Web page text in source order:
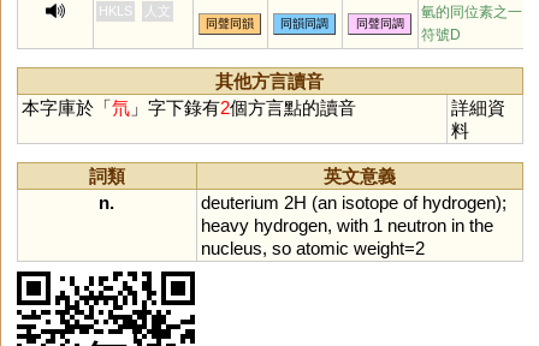
HKLS 人文
同聲同韻 同韻同調 同聲同調
氫的同位素之一，
符號D
其他方言讀音
本字庫於「氘」字下錄有2個方言點的讀音
詳細資
料
詞類
英文意義
n.
deuterium 2H (an isotope of hydrogen);
heavy hydrogen, with 1 neutron in the
nucleus, so atomic weight=2